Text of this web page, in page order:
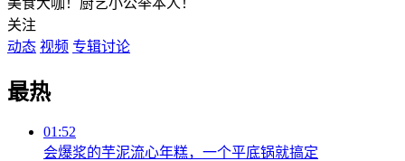
美食大咖！厨艺小公举本人！
关注
动态 视频 专辑讨论
最热
01:52
会爆浆的芋泥流心年糕，一个平底锅就搞定